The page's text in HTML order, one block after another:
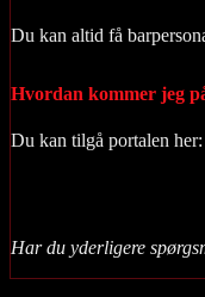
Du kan altid få
Hvordan kommer jeg
Du kan tilgå portalen her:
Har du yderligere